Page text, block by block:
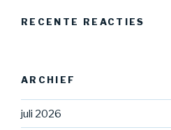
RECENTE REACTIES
ARCHIEF
juli 2026